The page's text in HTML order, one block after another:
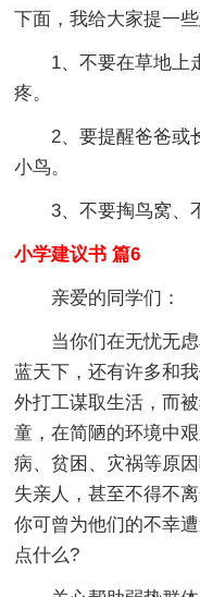
下面，我给大家提一些
1、不要在草地上
疼。
2、要提醒爸爸或
小鸟。
3、不要掏鸟窝、
小学建议书 篇6
亲爱的同学们：
当你们在无忧无
蓝天下，还有许多和
外打工谋取生活，而
童，在简陋的环境中
病、贫困、灾祸等原
失亲人，甚至不得不
你可曾为他们的不幸
点什么?